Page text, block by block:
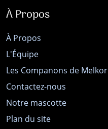
À Propos
À Propos
L'Équipe
Les Companons de Melkor
Contactez-nous
Notre mascotte
Plan du site